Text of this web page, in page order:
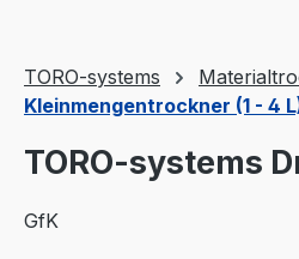
TORO-systems
Kleinmengentrockner (1 - 4
TORO-systems
GfK